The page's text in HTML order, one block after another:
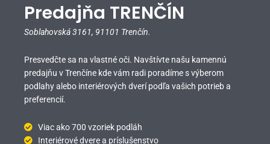
Predajňa TRENČÍN
Soblahovská 3161, 91101 Trenčín.
Presvedčte sa na vlastné oči. Navštívte našu kamennú
predajňu v Trenčíne kde vám radi poradíme s výberom
podlahy alebo interiérových dverí podľa vašich potrieb a
preferencií.
Viac ako 700 vzoriek podláh
Interiérové dvere a príslušenstvo